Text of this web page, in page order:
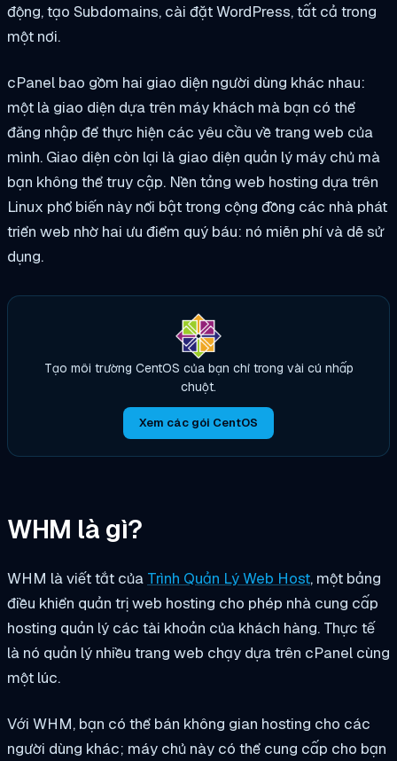
động, tạo Subdomains, cài đặt WordPress, tất cả trong
một nơi.
cPanel bao gồm hai giao diện người dùng khác nhau:
một là giao diện dựa trên máy khách mà bạn có thể
đăng nhập để thực hiện các yêu cầu về trang web của
mình. Giao diện còn lại là giao diện quản lý máy chủ mà
bạn không thể truy cập. Nền tảng web hosting dựa trên
Linux phổ biến này nổi bật trong cộng đồng các nhà phát
triển web nhờ hai ưu điểm quý báu: nó miễn phí và dễ sử
dụng.
Tạo môi trường CentOS của bạn chỉ trong vài cú nhấp
chuột.
Xem các gói CentOS
WHM là gì?
WHM là viết tắt của Trình Quản Lý Web Host, một bảng
điều khiển quản trị web hosting cho phép nhà cung cấp
hosting quản lý các tài khoản của khách hàng. Thực tế
là nó quản lý nhiều trang web chạy dựa trên cPanel cùng
một lúc.
Với WHM, bạn có thể bán không gian hosting cho các
người dùng khác; máy chủ này có thể cung cấp cho bạn